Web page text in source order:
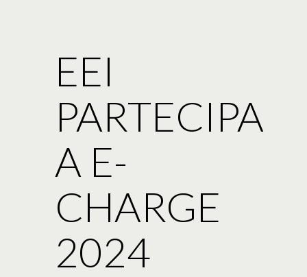
EEI
PARTECIPA
A E-
CHARGE
2024